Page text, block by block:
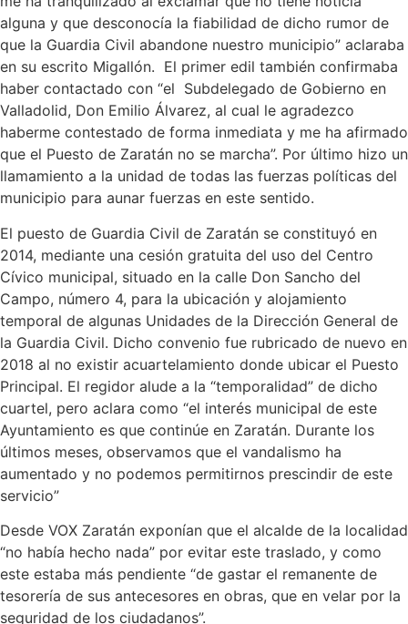
alguna y que desconocía la fiabilidad de dicho rumor de
que la Guardia Civil abandone nuestro municipio” aclaraba
en su escrito Migallón. El primer edil también confirmaba
haber contactado con “el Subdelegado de Gobierno en
Valladolid, Don Emilio Álvarez, al cual le agradezco
haberme contestado de forma inmediata y me ha afirmado
que el Puesto de Zaratán no se marcha”. Por último hizo un
llamamiento a la unidad de todas las fuerzas políticas del
municipio para aunar fuerzas en este sentido.
El puesto de Guardia Civil de Zaratán se constituyó en
2014, mediante una cesión gratuita del uso del Centro
Cívico municipal, situado en la calle Don Sancho del
Campo, número 4, para la ubicación y alojamiento
temporal de algunas Unidades de la Dirección General de
la Guardia Civil. Dicho convenio fue rubricado de nuevo en
2018 al no existir acuartelamiento donde ubicar el Puesto
Principal. El regidor alude a la “temporalidad” de dicho
cuartel, pero aclara como “el interés municipal de este
Ayuntamiento es que continúe en Zaratán. Durante los
últimos meses, observamos que el vandalismo ha
aumentado y no podemos permitirnos prescindir de este
servicio”
Desde VOX Zaratán exponían que el alcalde de la localidad
“no había hecho nada” por evitar este traslado, y como
este estaba más pendiente “de gastar el remanente de
tesorería de sus antecesores en obras, que en velar por la
seguridad de los ciudadanos”.